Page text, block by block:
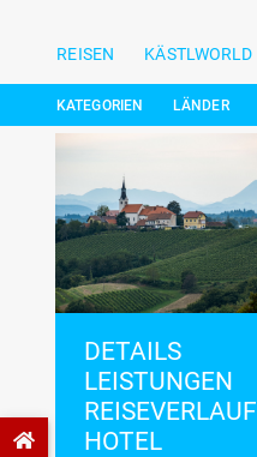
REISEN KÄSTLWORLD
KATEGORIEN LÄNDER
DETAILS
LEISTUNGEN
REISEVERLAUF
HOTEL